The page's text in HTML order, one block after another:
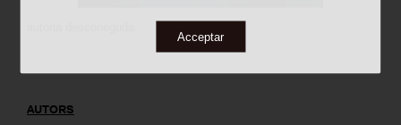
Acceptar
AUTORS